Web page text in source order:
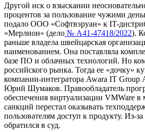
Другой иск о взыскании
процентов за пользование чужими
подало ООО «Софтвэруан» к IT-
«Мерлион» (дело № А41-47418/2022).
раньше владела швейцарская
наименованием. Она поставляла
базе ПО и облачных технологий. Но
российского рынка. Тогда ее «дочку»
компании-интегратора Awara IT Group
Юрий Шумаков. Правообладатель
обеспечения виртуализации VMWare в
санкций перестал оказывать
пользователям доступ к продукту. Из-
обратился в суд.